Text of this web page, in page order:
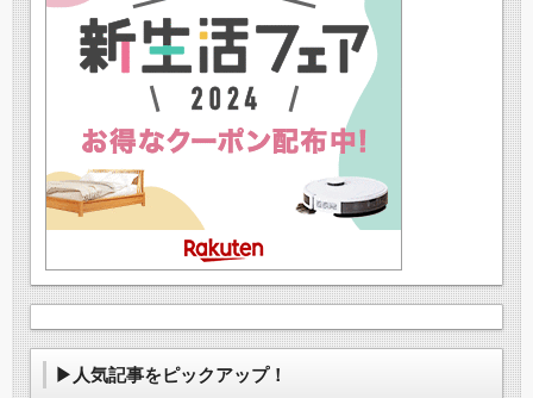
▶人気記事をピックアップ！